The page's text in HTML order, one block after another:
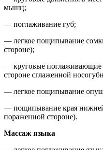
мышц;
— поглаживание губ;
— легкое пощипывание
стороне);
— круговые поглаживающие
стороне сглаженной
— легкое пощипывание
— пощипывание края
пораженной стороне).
Массаж языка